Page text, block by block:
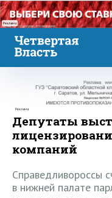
Реклама
Реклама
Депутаты
компаний
Справедливороссы
в нижней палате